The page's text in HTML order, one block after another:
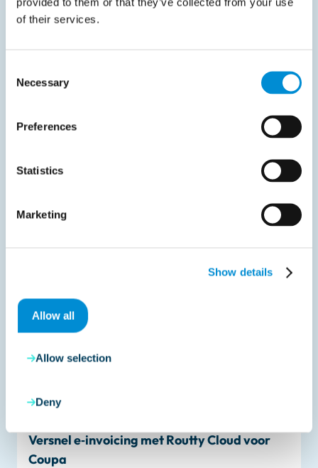
of their services.
Selection
Necessary
Preferences
Statistics
Marketing
Show details
Allow all
Allow selection
Deny
Efficiënter orderaanvragen verwerken in
Versnel e‑invoicing met Routty Cloud voor
Coupa